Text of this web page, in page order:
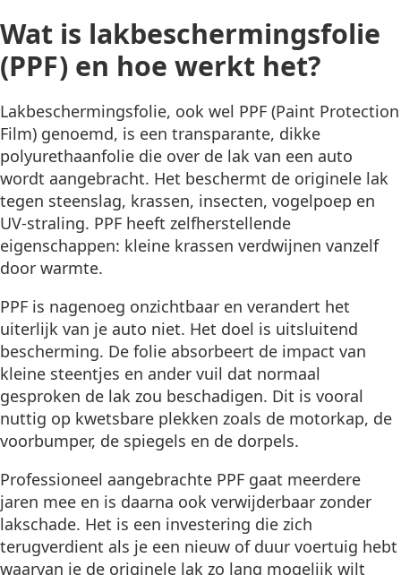
Wat is lakbeschermingsfolie
(PPF) en hoe werkt het?
Lakbeschermingsfolie, ook wel PPF (Paint Protection
Film) genoemd, is een transparante, dikke
polyurethaanfolie die over de lak van een auto
wordt aangebracht. Het beschermt de originele lak
tegen steenslag, krassen, insecten, vogelpoep en
UV-straling. PPF heeft zelfherstellende
eigenschappen: kleine krassen verdwijnen vanzelf
door warmte.
PPF is nagenoeg onzichtbaar en verandert het
uiterlijk van je auto niet. Het doel is uitsluitend
bescherming. De folie absorbeert de impact van
kleine steentjes en ander vuil dat normaal
gesproken de lak zou beschadigen. Dit is vooral
nuttig op kwetsbare plekken zoals de motorkap, de
voorbumper, de spiegels en de dorpels.
Professioneel aangebrachte PPF gaat meerdere
jaren mee en is daarna ook verwijderbaar zonder
lakschade. Het is een investering die zich
terugverdient als je een nieuw of duur voertuig hebt
waarvan je de originele lak zo lang mogelijk wilt